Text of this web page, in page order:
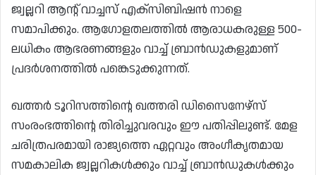
ജ്വല്ലറി ആന്റ് വാച്ചസ് എക്സിബിഷൻ നാളെ
സമാപിക്കും. ആഗോളതലത്തിൽ ആരാധകരുള്ള 500-
ലധികം ആഭരണങ്ങളും വാച്ച് ബ്രാൻഡുകളുമാണ്
പ്രദർശനത്തിൽ പങ്കെടുക്കുന്നത്.
ഖത്തർ ടൂറിസത്തിന്റെ ഖത്തരി ഡിസൈനേഴ്‌സ്
സംരംഭത്തിന്റെ തിരിച്ചുവരവും ഈ പതിപ്പിലുണ്ട്. മേള
ചരിത്രപരമായി രാജ്യത്തെ ഏറ്റവും അംഗീകൃതമായ
സമകാലിക ജ്വല്ലറികൾക്കും വാച്ച് ബ്രാൻഡുകൾക്കും